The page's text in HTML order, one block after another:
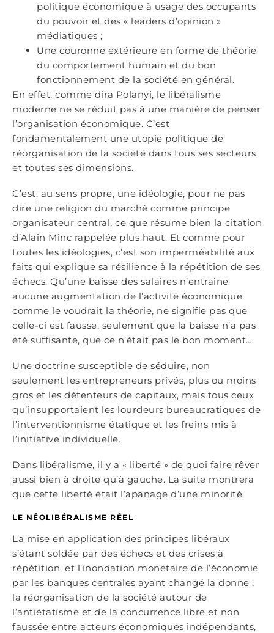
politique économique à usage des occupants
du pouvoir et des « leaders d’opinion »
médiatiques ;
Une couronne extérieure en forme de théorie
du comportement humain et du bon
fonctionnement de la société en général.
En effet, comme dira Polanyi, le libéralisme
moderne ne se réduit pas à une manière de penser
l’organisation économique. C’est
fondamentalement une utopie politique de
réorganisation de la société dans tous ses secteurs
et toutes ses dimensions.
C’est, au sens propre, une idéologie, pour ne pas
dire une religion du marché comme principe
organisateur central, ce que résume bien la citation
d’Alain Minc rappelée plus haut. Et comme pour
toutes les idéologies, c’est son imperméabilité aux
faits qui explique sa résilience à la répétition de ses
échecs. Qu’une baisse des salaires n’entraîne
aucune augmentation de l’activité économique
comme le voudrait la théorie, ne signifie pas que
celle-ci est fausse, seulement que la baisse n’a pas
été suffisante, que ce n’était pas le bon moment…
Une doctrine susceptible de séduire, non
seulement les entrepreneurs privés, plus ou moins
gros et les détenteurs de capitaux, mais tous ceux
qu’insupportaient les lourdeurs bureaucratiques de
l’interventionnisme étatique et les freins mis à
l’initiative individuelle.
Dans libéralisme, il y a « liberté » de quoi faire rêver
aussi bien à droite qu’à gauche. La suite montrera
que cette liberté était l’apanage d’une minorité.
LE NÉOLIBÉRALISME RÉEL
La mise en application des principes libéraux
s’étant soldée par des échecs et des crises à
répétition, et l’inondation monétaire de l’économie
par les banques centrales ayant changé la donne ;
la réorganisation de la société autour de
l’antiétatisme et de la concurrence libre et non
faussée entre acteurs économiques indépendants,